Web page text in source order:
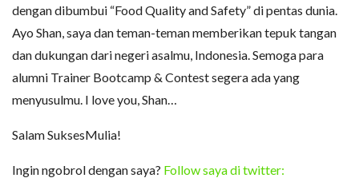
dengan dibumbui “Food Quality and Safety” di pentas dunia.
Ayo Shan, saya dan teman-teman memberikan tepuk tangan
dan dukungan dari negeri asalmu, Indonesia. Semoga para
alumni Trainer Bootcamp & Contest segera ada yang
menyusulmu. I love you, Shan…
Salam SuksesMulia!
Ingin ngobrol dengan saya? Follow saya di twitter: